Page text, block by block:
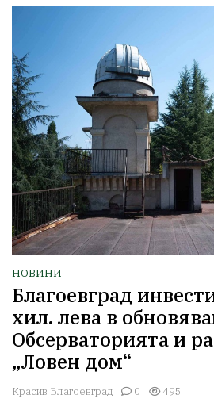
НОВИНИ
Благоевград
хил. лева в
Обсерваторията и
„Ловен дом“
Красив Благоевград 0 495